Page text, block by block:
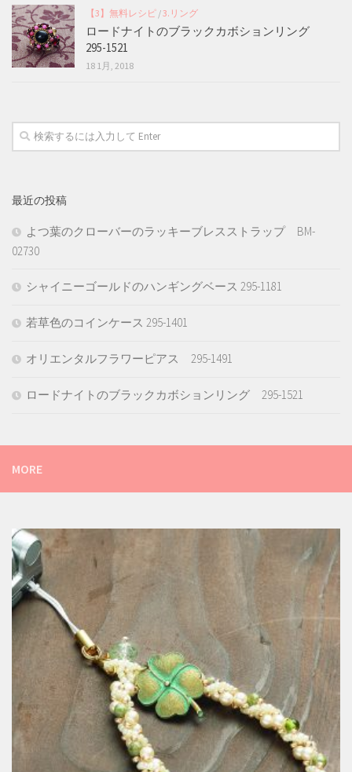
【3】無料レシピ /3.リング
ロードナイトのブラックカボションリング
295-1521
18 1月, 2018
最近の投稿
よつ葉のクローバーのラッキーブレスストラップ BM-
02730
シャイニーゴールドのハンギングベース 295-1181
若草色のコインケース 295-1401
オリエンタルフラワーピアス 295-1491
ロードナイトのブラックカボションリング 295-1521
MORE